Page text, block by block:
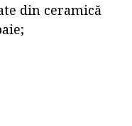
din ceramică